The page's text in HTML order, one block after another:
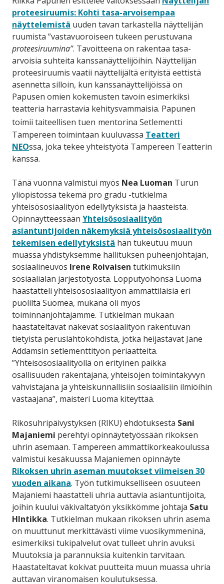
proteesiruumis: Kohti tasa-arvoisempaa
näyttelemistä uuden tavan tarkastella näyttelijän
ruumista ”vastavuoroiseen tukeen perustuvana
proteesiruumina”. Tavoitteena on rakentaa tasa-
arvoisia suhteita kanssanäyttelijöihin. Näyttelijän
proteesiruumis vaatii näyttelijältä erityistä eettistä
asennetta silloin, kun kanssanäyttelijöissä on
Papusen omien kokemusten tavoin esimerkiksi
teatteria harrastavia kehitysvammaisia. Papunen
toimii taiteellisen tuen mentorina Setlementti
Tampereen toimintaan kuuluvassa Teatteri
NEOssa, joka tekee yhteistyötä Tampereen Teatterin
kanssa.
Tänä vuonna valmistui myös Nea Luoman Turun
yliopistossa tekemä pro gradu -tutkielma
yhteisösosiaalityön edellytyksistä ja haasteista.
Opinnäytteessään Yhteisösosiaalityön
asiantuntijoiden näkemyksiä yhteisösosiaalityön
tekemisen edellytyksistä hän tukeutuu muun
muassa yhdistyksemme hallituksen puheenjohtajan,
sosiaalineuvos Irene Roivaisen tutkimuksiin
sosiaalialan järjestötyöstä. Lopputyöhönsä Luoma
haastatteli yhteisösosiaalityön ammattilaisia eri
puolilta Suomea, mukana oli myös
toiminnanjohtajamme. Tutkielman mukaan
haastateltavat näkevät sosiaalityön rakentuvan
tietyistä peruslähtökohdista, jotka heijastavat Jane
Addamsin setlementtityön periaatteita.
”Yhteisösosiaalityöllä on erityinen paikka
osallisuuden rakentajana, yhteisöjen toimintakyvyn
vahvistajana ja yhteiskunnallisiin sosiaalisiin ilmiöihin
vastaajana”, maisteri Luoma kiteyttää.
Rikosuhripäivystyksen (RIKU) ehdotuksesta Sani
Majaniemi perehtyi opinnäytetyössään rikoksen
uhrin asemaan. Tampereen ammattikorkeakoulussa
valmistui kesäkuussa Majaniemen opinnäyte
Rikoksen uhrin aseman muutokset viimeisen 30
vuoden aikana. Työn tutkimukselliseen osuuteen
Majaniemi haastatteli uhria auttavia asiantuntijoita,
joihin kuului väkivaltatyön yksikkömme johtaja Satu
HIntikka. Tutkielman mukaan rikoksen uhrin asema
on muuttunut merkittävästi viime vuosikymmeninä,
esimerkiksi tukipalvelut ovat tulleet uhrin avuksi.
Muutoksia ja parannuksia kuitenkin tarvitaan.
Haastateltavat kokivat puutteita muun muassa uhria
auttavan viranomaisen koulutuksessa.